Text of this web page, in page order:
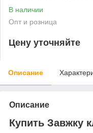
В наличии
Опт и розница
Цену уточняйте
Описание
Описание
Купить Завжку